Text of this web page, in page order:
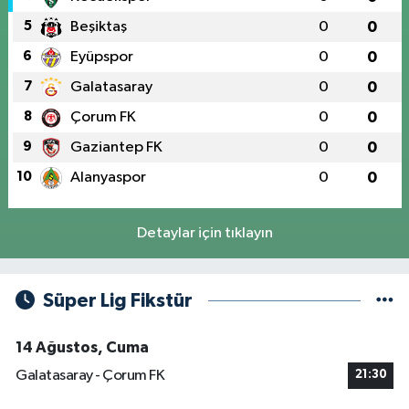
5 Beşiktaş 0 0
6 Eyüpspor 0 0
7 Galatasaray 0 0
8 Çorum FK 0 0
9 Gaziantep FK 0 0
10 Alanyaspor 0 0
Detaylar için tıklayın
Süper Lig Fikstür
14 Ağustos, Cuma
Galatasaray - Çorum FK
21:30